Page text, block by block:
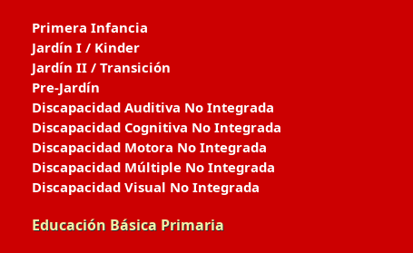
Primera Infancia
Jardín I / Kinder
Jardín II / Transición
Pre-Jardín
Discapacidad Auditiva No Integrada
Discapacidad Cognitiva No Integrada
Discapacidad Motora No Integrada
Discapacidad Múltiple No Integrada
Discapacidad Visual No Integrada
Educación Básica Primaria